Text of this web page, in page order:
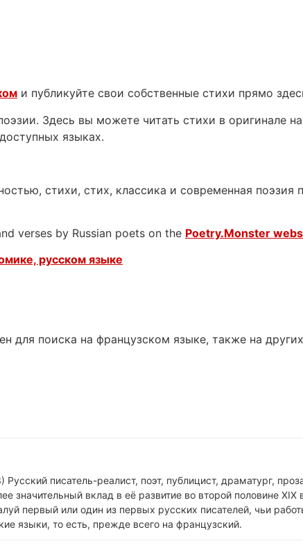
и публикуйте свои собственные стихи прямо
Здесь вы можете читать стихи в оригинале
языках.
стихи, стих, классика и современная
verses by Russian poets on the Poetry.Monster
русском языке
для поиска на французском языке, также на
писатель-реалист, поэт, публицист, драматург,
значительный вклад в её развитие во второй половине
первый или один из первых русских писателей, чьи
языки, то есть, прежде всего на французский.